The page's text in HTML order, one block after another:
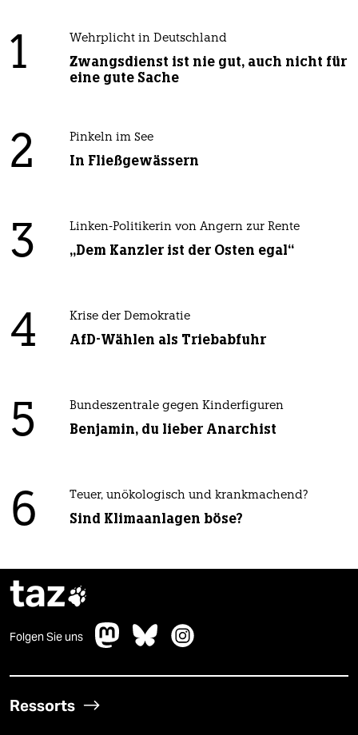
1 Wehrplicht in Deutschland
Zwangsdienst ist nie gut, auch nicht für
eine gute Sache
2 Pinkeln im See
In Fließgewässern
3 Linken-Politikerin von Angern zur Rente
„Dem Kanzler ist der Osten egal“
4 Krise der Demokratie
AfD-Wählen als Triebabfuhr
5 Bundeszentrale gegen Kinderfiguren
Benjamin, du lieber Anarchist
6 Teuer, unökologisch und krankmachend?
Sind Klimaanlagen böse?
taz
Folgen Sie uns
Ressorts